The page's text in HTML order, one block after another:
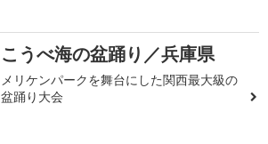
こうべ海の盆踊り／兵庫県
メリケンパークを舞台にした関西最大級の
盆踊り大会